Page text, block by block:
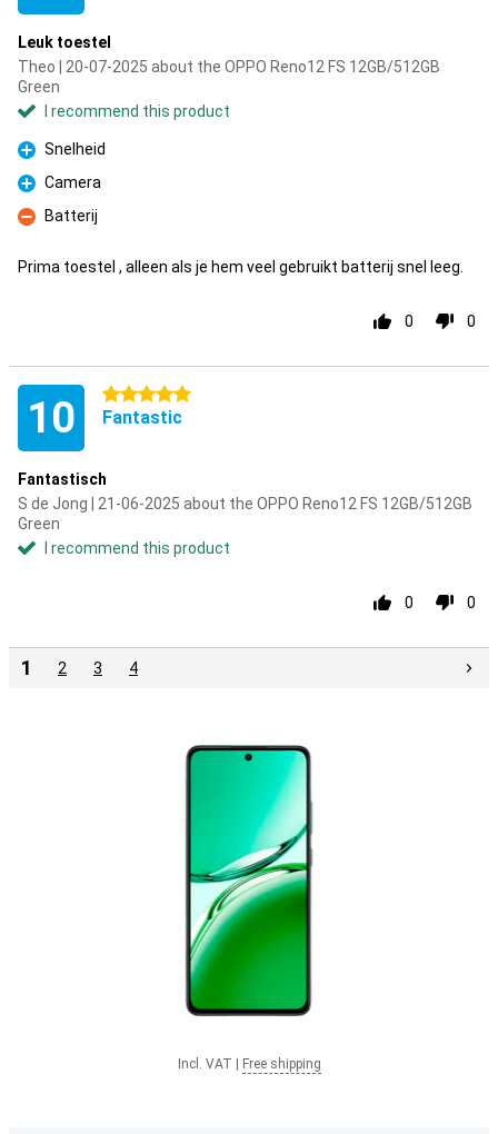
Leuk toestel
Theo | 20-07-2025 about the OPPO Reno12 FS 12GB/512GB
Green
I recommend this product
Pro
Snelheid
Pro
Camera
Con
Batterij
Prima toestel , alleen als je hem veel gebruikt batterij snel leeg.
0 0
10 5 stars
Fantastic
Fantastisch
S de Jong | 21-06-2025 about the OPPO Reno12 FS 12GB/512GB
Green
I recommend this product
0 0
1 2 3 4
Incl. VAT Free shipping